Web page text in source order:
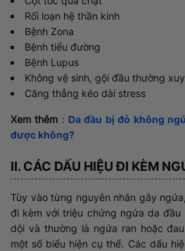
Rối loạn hệ thần kinh
Bệnh Zona
Bệnh tiểu đường
Bệnh Lupus
Không vệ sinh, gội đầu thường
Căng thẳng kéo dài stress
Xem thêm : Da đầu bị đỏ không
được không?
II. CÁC DẤU HIỆU ĐI KÈM
Tùy vào từng nguyên nhân gây
đi kèm với triệu chứng ngứa da
dội và thường là ngứa ran hoặc
một số biểu hiện cụ thể. Các dấu